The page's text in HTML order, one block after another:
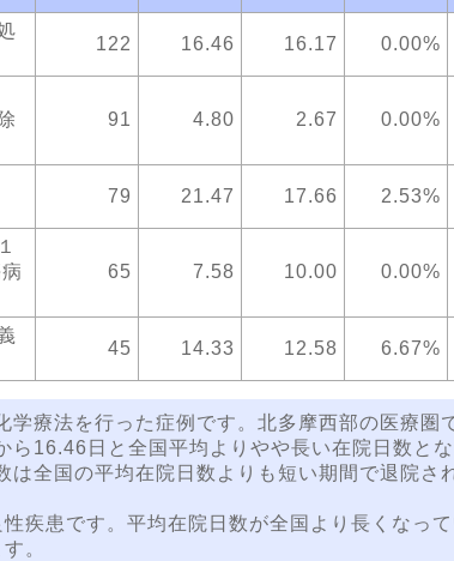
122 16.46 16.17 0.00%
91 4.80 2.67 0.00%
79 21.47 17.66 2.53%
65 7.58 10.00 0.00%
45 14.33 12.58 6.67%
療法を行った症例です。北多摩西部の医療圏
16.46日と全国平均よりやや長い在院日数と
全国の平均在院日数よりも短い期間で退院さ
疾患です。平均在院日数が全国より長くなっ
。